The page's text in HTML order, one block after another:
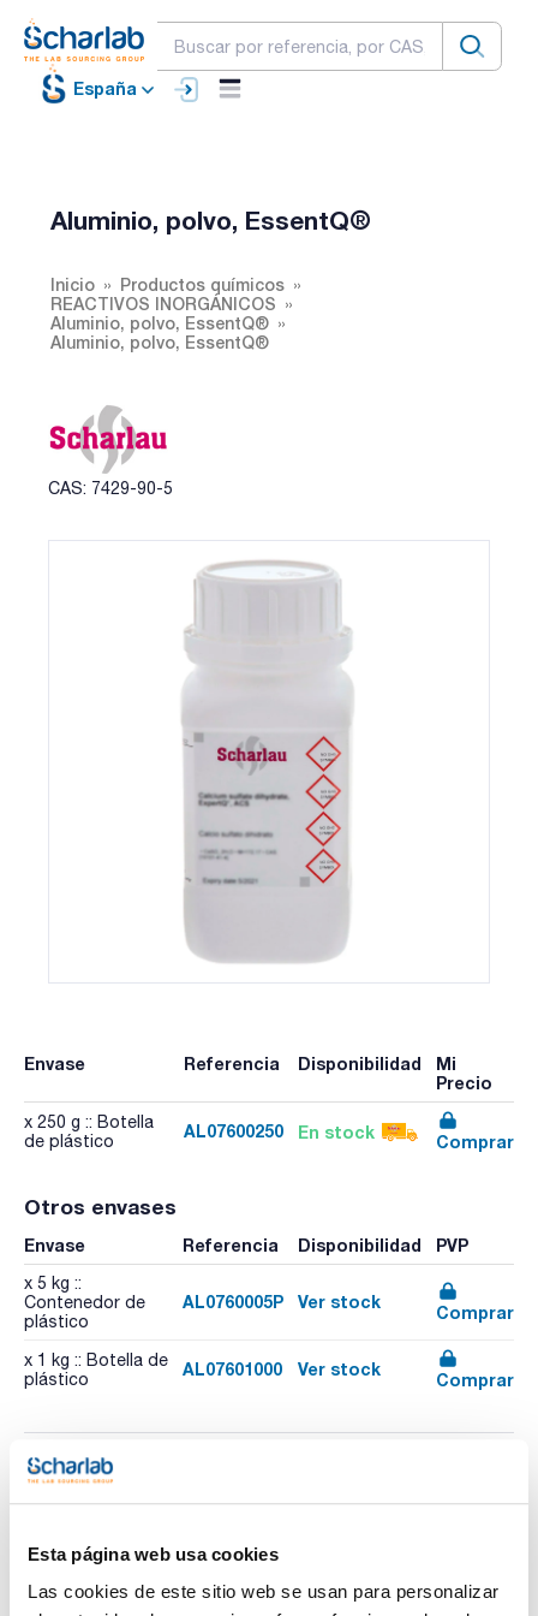
Esta página web usa cookies
Las cookies de este sitio web se usan para personalizar
España
Aluminio, polvo, EssentQ®
Inicio
Productos químicos
REACTIVOS INORGÁNICOS
Aluminio, polvo, EssentQ®
Aluminio, polvo, EssentQ®
CAS: 7429-90-5
Envase Referencia Disponibilidad
Mi
Precio
x 250 g :: Botella
de plástico
AL07600250 En stock Comprar
Otros envases
Envase Referencia Disponibilidad PVP
x 5 kg ::
Contenedor de
plástico
AL0760005P Ver stock
Comprar
x 1 kg :: Botella de
plástico
AL07601000 Ver stock
Comprar
Imprimir ficha de
producto
Características